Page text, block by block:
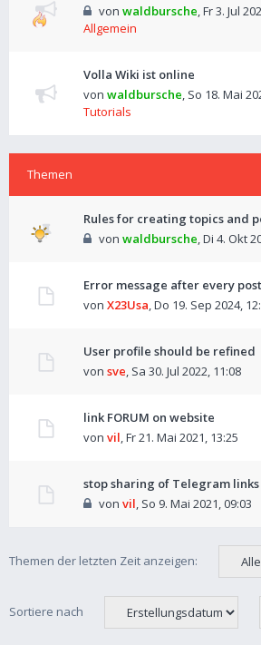
von waldbursche,Fr 3. Jul
Allgemein
Volla Wiki ist online
von waldbursche, So 18. Mai
Tutorials
Themen
Rules for creating topics and
von waldbursche,Di 4. Okt
Error message after every post
von X23Usa,Do 19. Sep 2024,
User profile should be refined
von sve, Sa 30. Jul 2022, 11:08
link FORUM on website
von vil,Fr 21. Mai 2021, 13:25
stop sharing of Telegram links
von vil, So 9. Mai 2021, 09:03
Themen der letzten Zeit anzeigen:
Sortiere nach